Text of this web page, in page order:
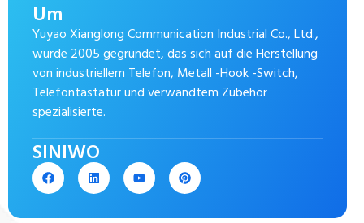
Um
Yuyao Xianglong Communication Industrial Co., Ltd.,
wurde 2005 gegründet, das sich auf die Herstellung
von industriellem Telefon, Metall -Hook -Switch,
Telefontastatur und verwandtem Zubehör
spezialisierte.
SINIWO